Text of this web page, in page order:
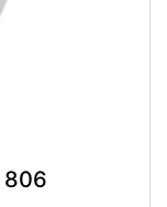
806